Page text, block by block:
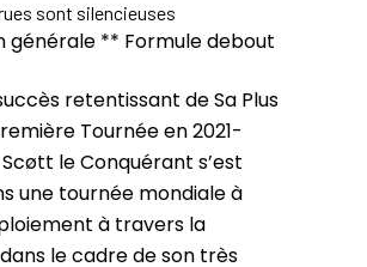
sont silencieuses
générale ** Formule debout
retentissant de Sa Plus
Tournée en 2021-
le Conquérant s’est
une tournée mondiale à
à travers la
le cadre de son très